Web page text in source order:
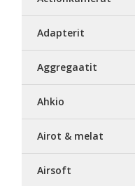
Adapterit
Aggregaatit
Ahkio
Airot & melat
Airsoft